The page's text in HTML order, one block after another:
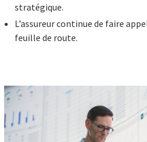
stratégique.
L’assureur continue de faire
feuille de route.